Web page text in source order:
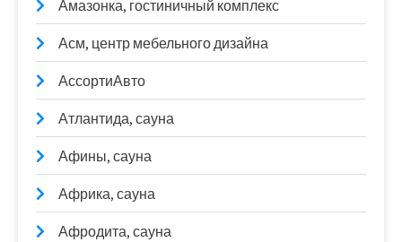
Амазонка, гостиничный комплекс
Асм, центр мебельного дизайна
АссортиАвто
Атлантида, сауна
Афины, сауна
Африка, сауна
Афродита, сауна